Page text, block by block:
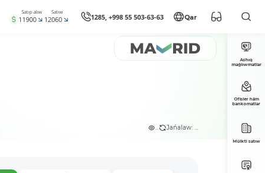
Satıp alıw
11900
Satıw
12060 1285, +998 55 503-63-63 Qar
... Jańalaw: ...
Ashıq
maǵlıwmatlar
Ofisler hám
bankomatlar
Múlkti satıw